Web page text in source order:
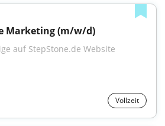
Marketing (m/w/d)
auf StepStone.de Website
Vollzeit